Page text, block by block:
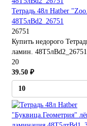
Тетрадь 48л Hatber
48Т5лBd2_26751
26751
Купить недорого
ламин.
20
39.50 ₽